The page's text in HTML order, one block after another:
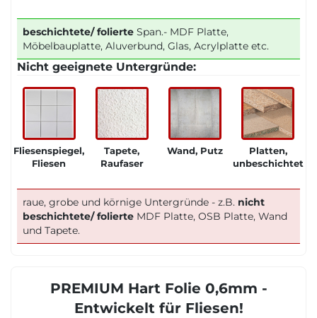
beschichtete/ folierte Span.- MDF Platte,
Möbelbauplatte, Aluverbund, Glas, Acrylplatte etc.
Nicht geeignete Untergründe:
Fliesenspiegel,
Fliesen
Tapete,
Raufaser
Wand, Putz
Platten,
unbeschichtet
raue, grobe und körnige Untergründe - z.B. nicht
beschichtete/ folierte MDF Platte, OSB Platte, Wand
und Tapete.
PREMIUM Hart Folie 0,6mm -
Entwickelt für Fliesen!